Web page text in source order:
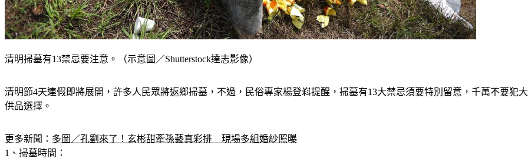
清明掃墓有13禁忌要注意。（示意圖／Shutterstock達志影像）
清明節4天連假即將展開，許多人民眾將返鄉掃墓，不過，民俗專家楊登嵙提醒，掃墓有13大禁忌須要特別留意，千萬不要犯
供品選擇。
更多新聞： 多圖／孔劉來了！玄彬甜牽孫藝真彩排　現場多組婚紗照曝
1、掃墓時間：